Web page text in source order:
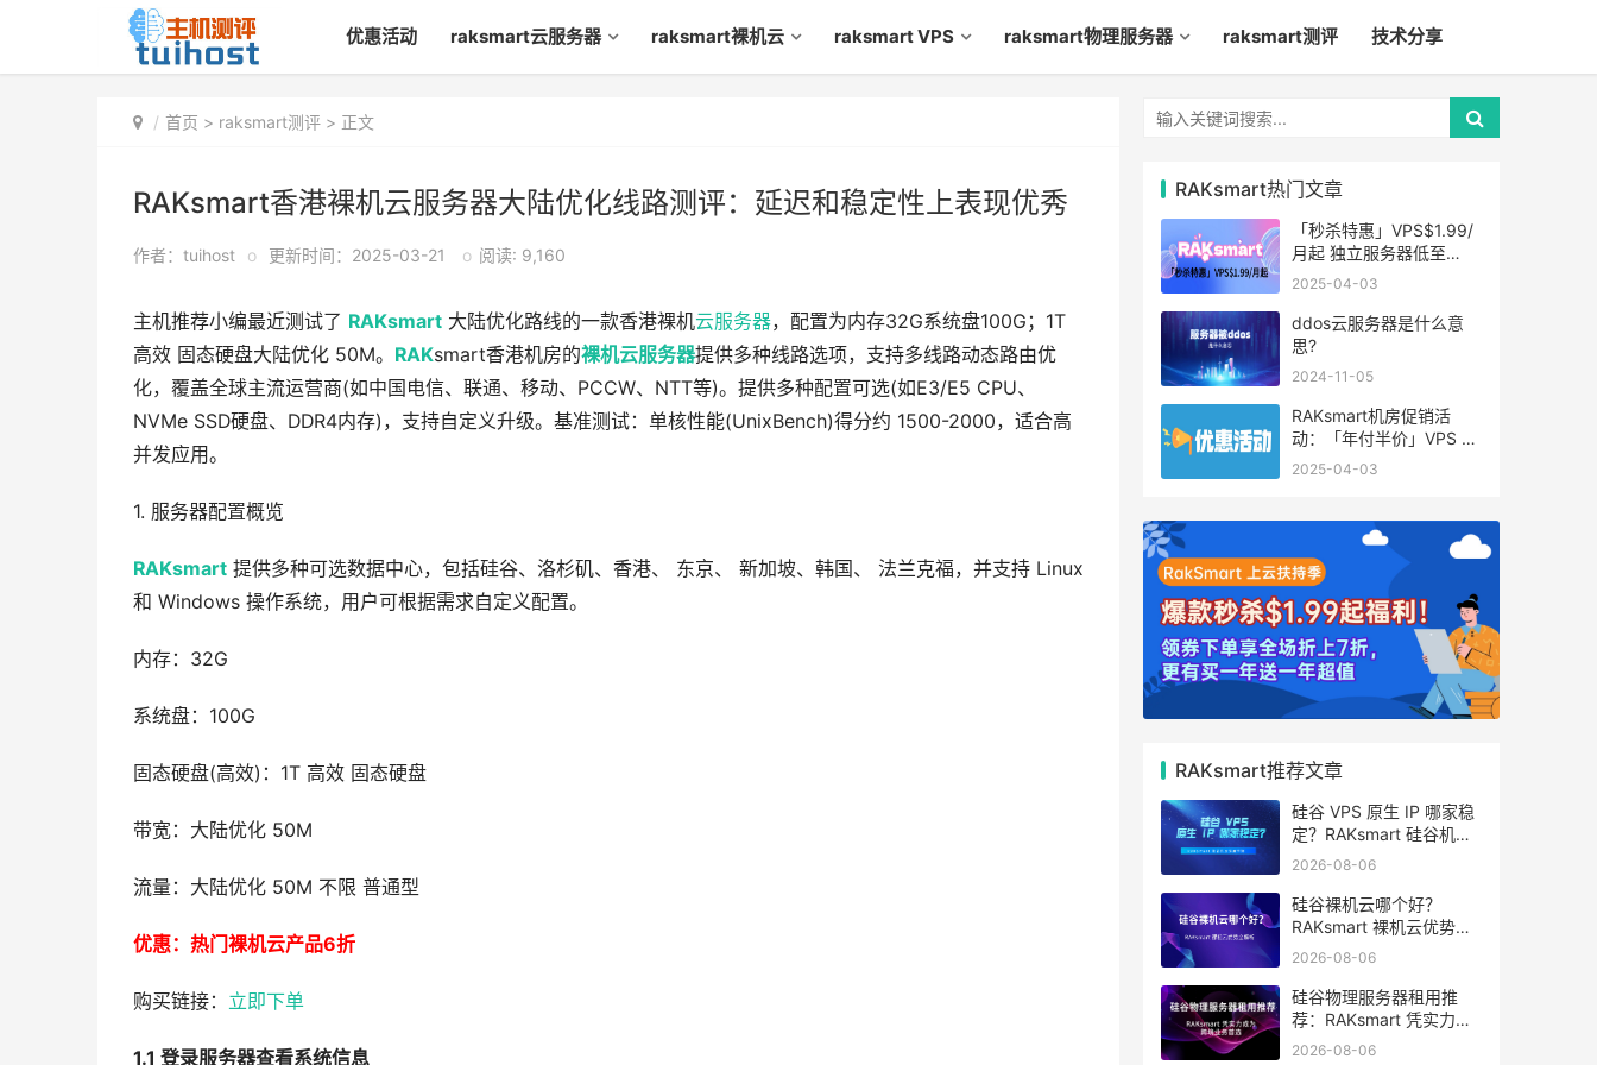
优惠活动 raksmart云服务器 raksmart裸机云 raksmart VPS raksmart物理服务器 raksmart测评 技术分享
首页 > raksmart测评 > 正文
RAKsmart香港裸机云服务器大陆优化线路测评：延迟和稳定性上表现优秀
作者：tuihost o 更新时间：2025-03-21 o 阅读: 9,160
主机推荐小编最近测试了 RAKsmart 大陆优化路线的一款香港裸机云服务器，配置为内存32G系统盘100G；1T
高效 固态硬盘大陆优化 50M。 RAKsmart香港机房的裸机云服务器提供多种线路选项，支持多线路动态路由优
化，覆盖全球主流运营商(如中国电信、联通、移动、PCCW、NTT等)。提供多种配置可选(如E3/E5 CPU、
NVMe SSD硬盘、DDR4内存)，支持自定义升级。基准测试：单核性能(UnixBench)得分约 1500-2000，适合高
并发应用。
1. 服务器配置概览
RAKsmart 提供多种可选数据中心，包括硅谷、洛杉矶、香港、 东京、 新加坡、韩国、 法兰克福，并支持 Linux
和 Windows 操作系统，用户可根据需求自定义配置。
内存：32G
系统盘：100G
固态硬盘(高效)：1T 高效 固态硬盘
带宽：大陆优化 50M
流量：大陆优化 50M 不限 普通型
优惠：热门裸机云产品6折
购买链接： 立即下单
1.1 登录服务器查看系统信息
RAKsmart热门文章
「秒杀特惠」VPS$1.99/
月起 独立服务器低至
$49/月起
2025-04-03
ddos云服务器是什么意
思?
2024-11-05
RAKsmart机房促销活
动：「年付半价」VPS 云
服务器仅$19.6/年起
2025-04-03
RAKsmart推荐文章
硅谷 VPS 原生 IP 哪家稳
定？RAKsmart 硅谷机房
深度评测
2026-08-06
硅谷裸机云哪个好？
RAKsmart 裸机云优势全
解析
2026-08-06
硅谷物理服务器租用推
荐：RAKsmart 凭实力成
为跨境业务首选
2026-08-06